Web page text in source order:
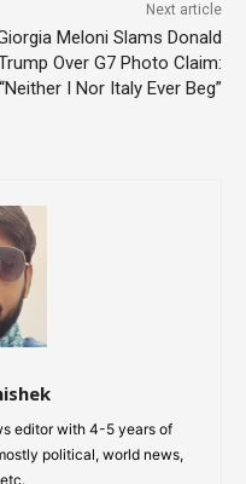
Next article
Meloni Slams Donald
Over G7 Photo Claim:
“Neither I Nor Italy Ever Beg”
editor with 4-5 years of
political, world news,